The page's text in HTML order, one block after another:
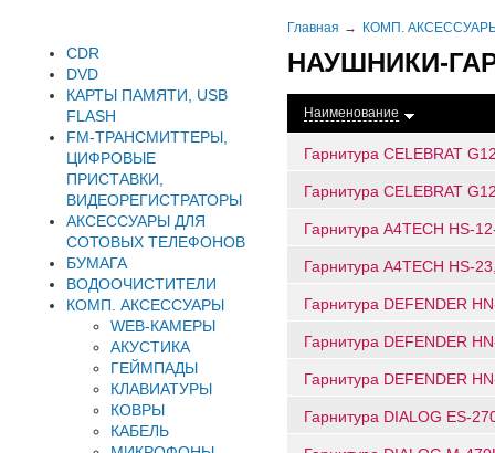
Главная КОМП.
НАУШНИКИ-
Наименование
Гарнитура CELEBRAT
Гарнитура CELEBRAT
Гарнитура A4TECH HS-
Гарнитура A4TECH HS-
Гарнитура DEFENDER
Гарнитура DEFENDER
Гарнитура DEFENDER
Гарнитура DIALOG ES-
CDR
DVD
КАРТЫ ПАМЯТИ, USB
FLASH
FM-ТРАНСМИТТЕРЫ,
ЦИФРОВЫЕ
ПРИСТАВКИ,
ВИДЕОРЕГИСТРАТОРЫ
АКСЕССУАРЫ ДЛЯ
СОТОВЫХ ТЕЛЕФОНОВ
БУМАГА
ВОДООЧИСТИТЕЛИ
КОМП. АКСЕССУАРЫ
WEB-КАМЕРЫ
АКУСТИКА
ГЕЙМПАДЫ
КЛАВИАТУРЫ
КОВРЫ
КАБЕЛЬ